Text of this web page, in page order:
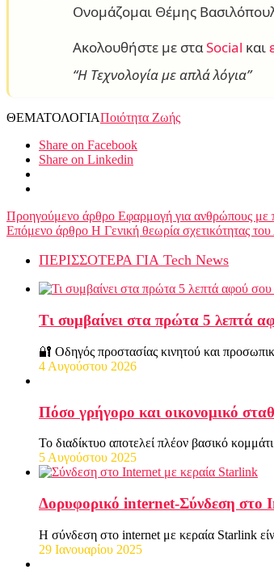
Ονομάζομαι Θέμης
Ακολουθήστε με σταSocial και
“Η Τεχνολογία με απλά λόγια”
ΘΕΜΑΤΟΛΟΓΙΑΠοιότητα Ζωής
Share on Facebook
Share on Linkedin
Προηγούμενο άρθρο Εφαρμογή για ανθρώπους με
Επόμενο άρθρο Η Γενική θεωρία σχετικότητας του
ΠΕΡΙΣΣΟΤΕΡΑ ΓΙΑ Tech News
Τι συμβαίνει στα πρώτα 5 λεπτά
🔐 Οδηγός προστασίας κινητού και
4 Αυγούστου 2026
Πόσο γρήγορο και οικονομικό
Το διαδίκτυο αποτελεί πλέον βασικό
5 Αυγούστου 2025
Δορυφορικό internet-Σύνδεση στο
Η σύνδεση στο internet με κεραία Starlink
29 Ιανουαρίου 2025